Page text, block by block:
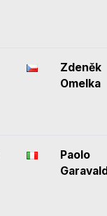
Zdeněk
Omelka
Paolo